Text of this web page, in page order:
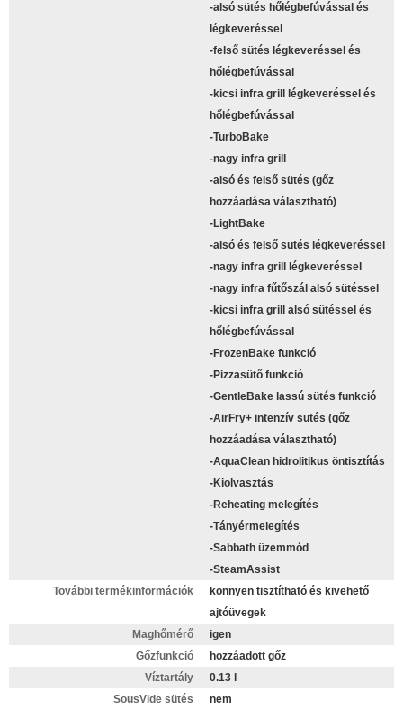
-alsó sütés hőlégbefúvással és
légkeveréssel
-felső sütés légkeveréssel és
hőlégbefúvással
-kicsi infra grill légkeveréssel és
hőlégbefúvással
-TurboBake
-nagy infra grill
-alsó és felső sütés (gőz
hozzáadása választható)
-LightBake
-alsó és felső sütés légkeveréssel
-nagy infra grill légkeveréssel
-nagy infra fűtőszál alsó sütéssel
-kicsi infra grill alsó sütéssel és
hőlégbefúvással
-FrozenBake funkció
-Pizzasütő funkció
-GentleBake lassú sütés funkció
-AirFry+ intenzív sütés (gőz
hozzáadása választható)
-AquaClean hidrolitikus öntisztítás
-Kiolvasztás
-Reheating melegítés
-Tányérmelegítés
-Sabbath üzemmód
-SteamAssist
További termékinformációk
könnyen tisztítható és kivehető
ajtóüvegek
Maghőmérő
igen
Gőzfunkció
hozzáadott gőz
Víztartály
0.13 l
SousVide sütés
nem